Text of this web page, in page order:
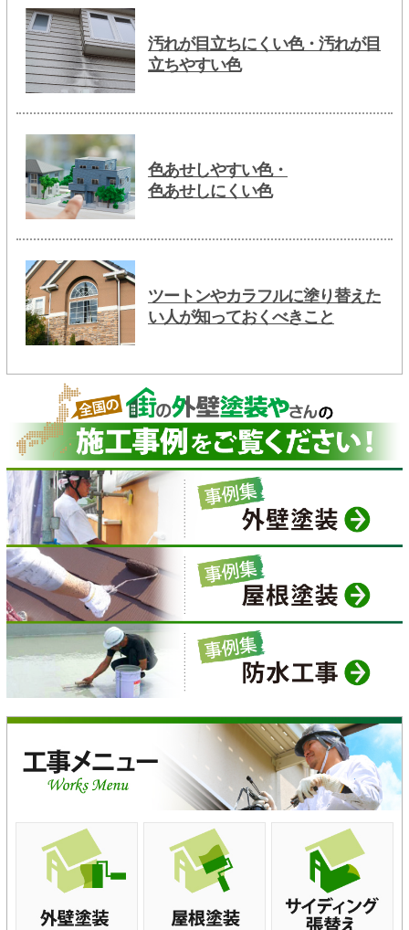
汚れが目立ちにくい色・汚れが目
立ちやすい色
色あせしやすい色・
色あせしにくい色
ツートンやカラフルに塗り替えた
い人が知っておくべきこと